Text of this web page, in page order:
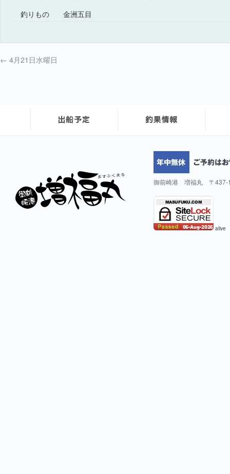
釣りもの 金洲五目
← 4月21日水曜日
御前崎港 増福丸 〒437-
alive